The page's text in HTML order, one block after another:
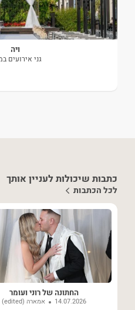
ויה
גני אירועים
כתבות שיכולות לעניין אותך
לכל הכתבות
החתונה של רוני ועומר
14.07.2026 אמארה (edited)